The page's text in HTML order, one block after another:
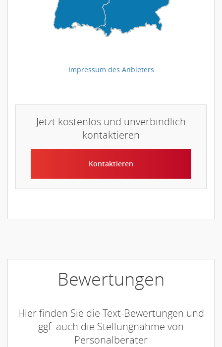
Impressum des Anbieters
Jetzt kostenlos und unverbindlich
kontaktieren
Kontaktieren
Bewertungen
Hier finden Sie die Text-Bewertungen und
ggf. auch die Stellungnahme von
Personalberater